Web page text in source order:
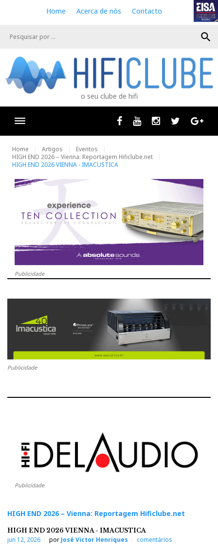
e
Home Acerca de nós Contacto
search
o seu clube de hifi
Facebook
Youtube InstagramTwitter
Home Artigos
Eventos
HIGH END 2026 – Vienna: Reportagem Hificlube.net
HIGH END 2026 VIENNA - IMACUSTICA
Publicidade
Publicidade
Publicidade
HIGH END 2026 – Vienna: Reportagem Hificlube.net
HIGH END 2026 VIENNA - IMACUSTICA
jun 12, 2026 por José Victor Henriques comentários